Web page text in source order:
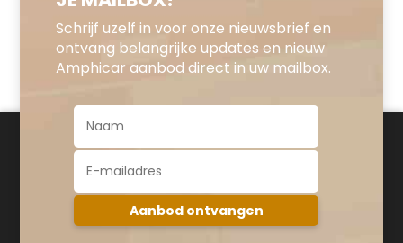
Schrijf uzelf in voor onze nieuwsbrief en
ontvang belangrijke updates en nieuw
Amphicar aanbod direct in uw mailbox.